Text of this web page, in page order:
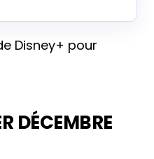
Disney+ pour
DÉCEMBRE